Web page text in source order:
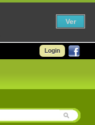
Login
Ver